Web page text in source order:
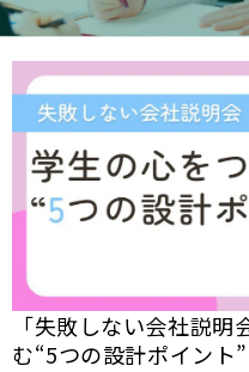
「失敗しない会社説
む“5つの設計ポイント”